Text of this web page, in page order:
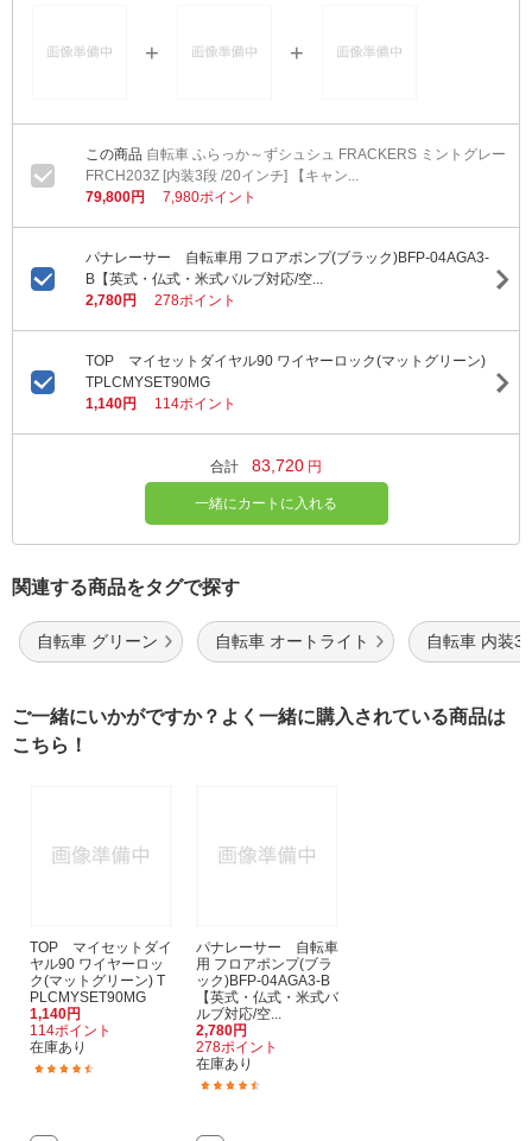
自転車 ふらっか～ずシュシュ FRACKERS ミントグレー
FRCH203Z [内装3段 /20インチ] 【キャン...
79,800円
7,980ポイント
パナレーサー 自転車用 フロアポンプ(ブラック)BFP-04AGA3-
B【英式・仏式・米式バルブ対応/空...
2,780円
278ポイント
TOP マイセットダイヤル90 ワイヤーロック(マットグリーン)
TPLCMYSET90MG
1,140円
114ポイント
合計 83,720 円
一緒にカートに入れる
関連する商品をタグで探す
自転車 グリーン 自転車 オートライト 自転車 内装3
ご一緒にいかがですか？よく一緒に購入されている商品は
こちら！
TOP マイセットダイ
ヤル90 ワイヤーロッ
ク(マットグリーン) T
PLCMYSET90MG
1,140円
114ポイント
在庫あり
パナレーサー 自転車
用 フロアポンプ(ブラ
ック)BFP-04AGA3-B
【英式・仏式・米式バ
ルブ対応/空...
2,780円
278ポイント
在庫あり